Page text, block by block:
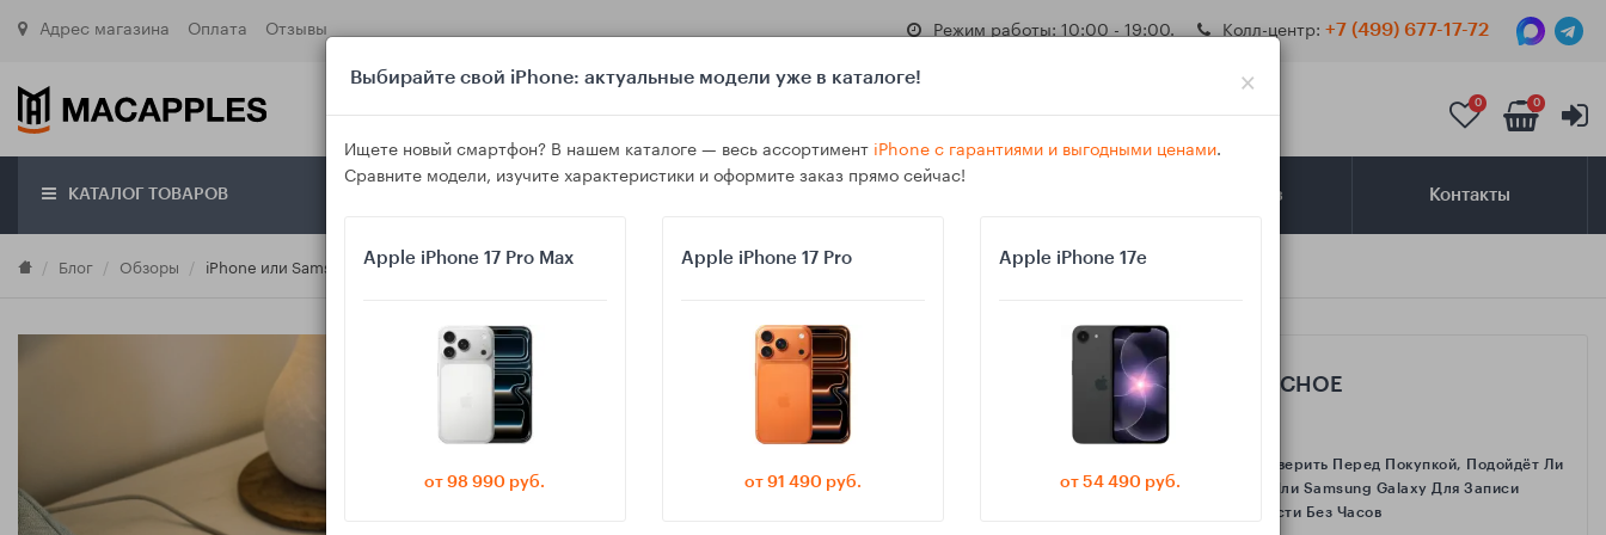
Адрес магазина Оплата Отзывы Режим работы: 10:00 - 19:00. Колл-центр: +7 (499) 677-17-72
0 0
КАТАЛОГ ТОВАРОВ Самовывоз Контакты
Блог Обзоры iPhone или Samsung Galaxy: что удобнее для будильников, режима сна и утренних сценариев
САМОЕ ИНТЕРЕСНОЕ
Как Проверить Перед Покупкой, Подойдёт Ли
IPhone Или Samsung Galaxy Для Записи
Активности Без Часов
Выбирайте свой iPhone: актуальные модели уже в каталоге! ×
Ищете новый смартфон? В нашем каталоге — весь ассортимент iPhone с гарантиями и выгодными ценами.
Сравните модели, изучите характеристики и оформите заказ прямо сейчас!
Apple iPhone 17 Pro Max
от 98 990 руб.
Apple iPhone 17 Pro
от 91 490 руб.
Apple iPhone 17e
от 54 490 руб.